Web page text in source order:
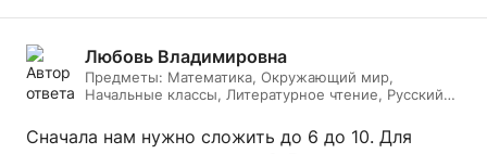
Любовь Владимировна
Предметы: Математика, Окружающий мир,
Начальные классы, Литературное чтение, Русский
Сначала нам нужно сложить до 6 до 10. Для